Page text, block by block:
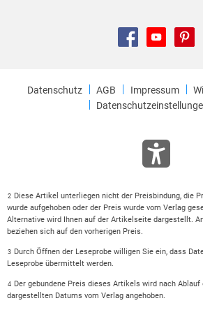
Datenschutz AGB Impressum
2
Diese Artikel unterliegen nicht der Preisbindung, die
wurde aufgehoben oder der Preis wurde vom Verlag
Alternative wird Ihnen auf der Artikelseite dargestellt.
beziehen sich auf den vorherigen Preis.
3
Durch Öffnen der Leseprobe willigen Sie ein, dass
Leseprobe übermittelt werden.
4
Der gebundene Preis dieses Artikels wird nach
dargestellten Datums vom Verlag angehoben.